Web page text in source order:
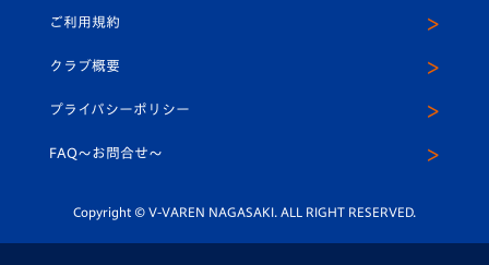
平和祈念活動
ホームタウン活動
スクール
ヴィヴィくんインスタグラム
公式LINE＠
ご利用規約
クラブ概要
プライバシーポリシー
FAQ〜お問合せ〜
Copyright © V-VAREN NAGASAKI. ALL RIGHT RESERVED.